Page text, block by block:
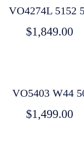
VO4274L 5152
$1,849.00
VO5403 W44
$1,499.00